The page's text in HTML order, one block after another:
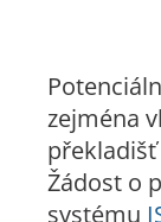
zejména
Žádost o
systému